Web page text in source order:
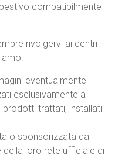
compatibilmente
rivolgervi ai centri
eventualmente
esclusivamente a
trattati, installati
o sponsorizzata dai
della loro rete ufficiale di